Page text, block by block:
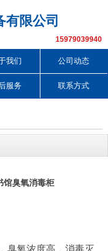
有限公司
15979039940
我们 公司动态
服务 联系方式
馆臭氧消毒柜
臭氧浓度高，消毒灭